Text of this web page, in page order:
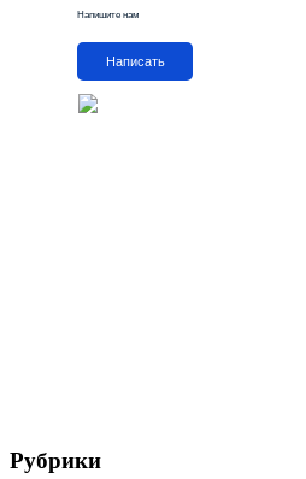
Напишите нам
Написать
Рубрики